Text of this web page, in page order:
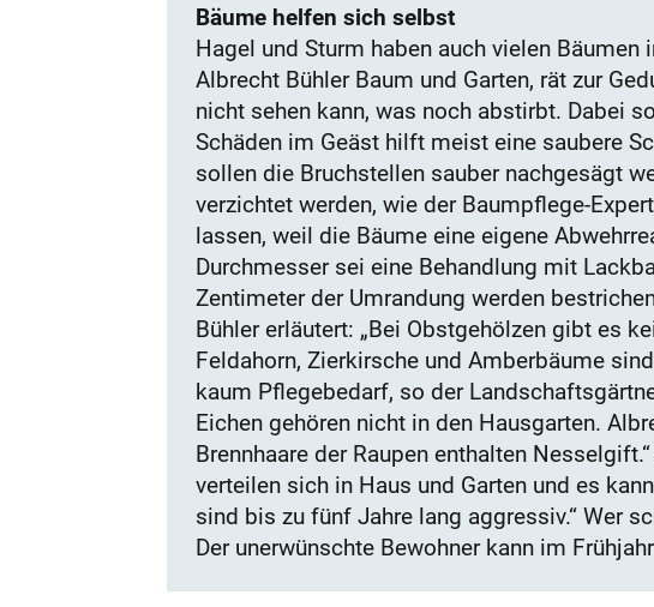
Bäume helfen sich selbst
Hagel und Sturm haben auch vielen
Albrecht Bühler Baum und Garten, rät zur
nicht sehen kann, was noch abstirbt. Dabei
Schäden im Geäst hilft meist eine saubere
sollen die Bruchstellen sauber nachgesägt
verzichtet werden, wie der Baumpflege-
lassen, weil die Bäume eine eigene
Durchmesser sei eine Behandlung mit
Zentimeter der Umrandung werden
Bühler erläutert: „Bei Obstgehölzen gibt es
Feldahorn, Zierkirsche und Amberbäume
kaum Pflegebedarf, so der
Eichen gehören nicht in den Hausgarten.
Brennhaare der Raupen enthalten
verteilen sich in Haus und Garten und es
sind bis zu fünf Jahre lang aggressiv.“ Wer
Der unerwünschte Bewohner kann im